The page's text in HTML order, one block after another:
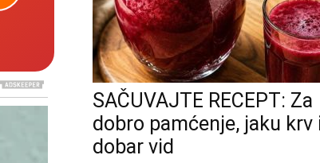
SAČUVAJTE RECEPT: Za
dobro pamćenje, jaku krv
dobar vid